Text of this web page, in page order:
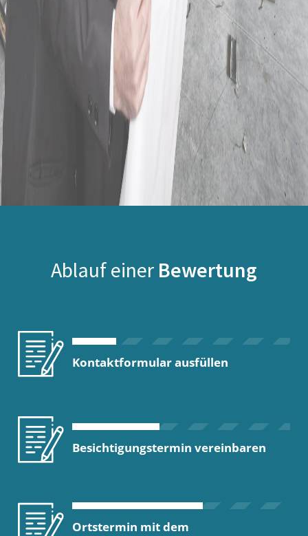
Ablauf einer Bewertung
Kontaktformular ausfüllen
Besichtigungstermin vereinbaren
Ortstermin mit dem